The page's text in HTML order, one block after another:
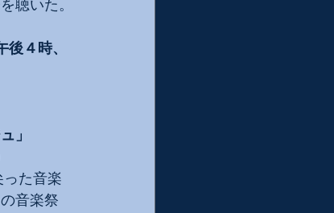
聴いた。
４時、
」
た音楽
音楽祭